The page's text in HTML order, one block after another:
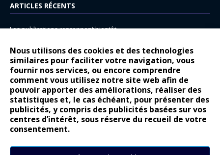
Nous utilisons des cookies et des technologies
similaires pour faciliter votre navigation, vous
fournir nos services, ou encore comprendre
comment vous utilisez notre site web afin de
pouvoir apporter des améliorations, réaliser des
statistiques et, le cas échéant, pour présenter des
publicités, y compris des publicités basées sur vos
centres d’intérêt, sous réserve du recueil de votre
consentement.
ARTICLES RÉCENTS
Les publications reprennent bientôt…
14 juillet : nouveau film de marque pour Citroën
Renault Espace : voyage, voyage…
Peugeot E-208 GTi : naissance d’une légende
COMMENTAIRES RÉCENTS
Bernard Dardartdans
Gilly